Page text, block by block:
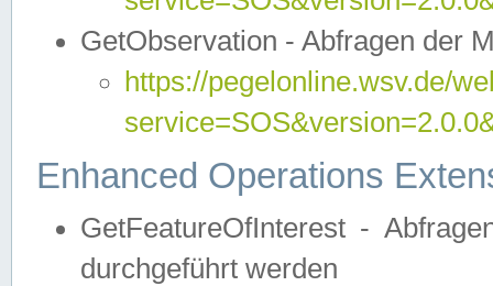
GetObservation - Abfragen der
https://pegelonline.wsv.de/
Enhanced Operations
GetFeatureOfInterest -
durchgeführt werden